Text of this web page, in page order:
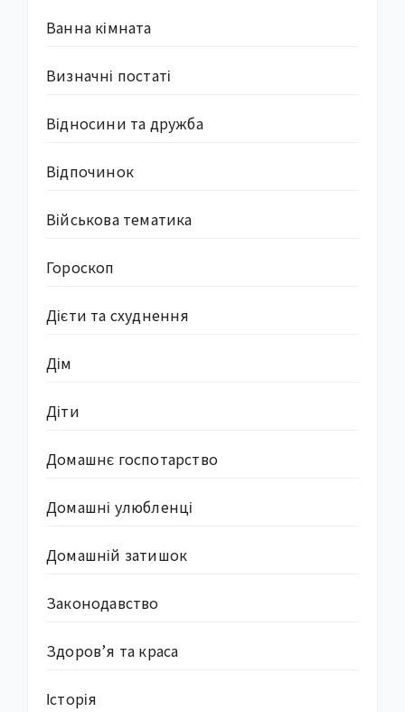
Ванна кімната
Визначні постаті
Відносини та дружба
Відпочинок
Військова тематика
Гороскоп
Дієти та схуднення
Дім
Діти
Домашнє госпотарство
Домашні улюбленці
Домашній затишок
Законодавство
Здоров’я та краса
Історія